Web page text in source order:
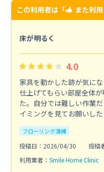
この利用者は「 また利
床が明るく
4.0
家具を動かした跡が気に
仕上げてもらい部屋全体
た。自分では難しい作業
イミングを見てお願いした
フローリング清掃
投稿日：2026/04/30
投稿
利用業者： Smile Home Clinic